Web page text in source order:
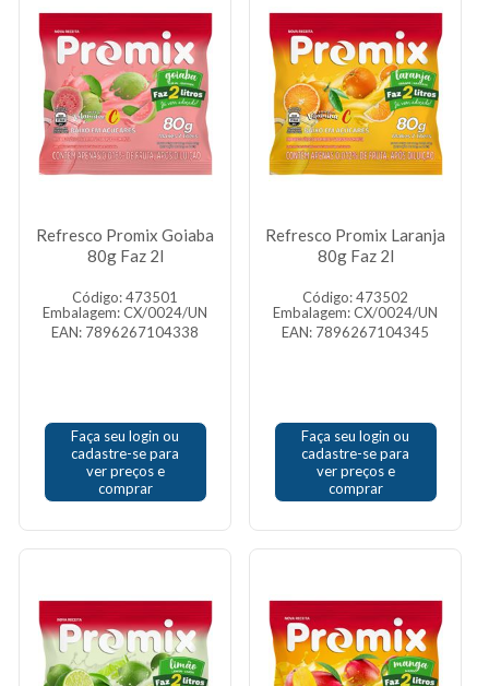
Refresco Promix Goiaba
80g Faz 2l
Código: 473501
Embalagem: CX/0024/UN
EAN: 7896267104338
Faça seu login ou
cadastre-se para
ver preços e
comprar
Refresco Promix Laranja
80g Faz 2l
Código: 473502
Embalagem: CX/0024/UN
EAN: 7896267104345
Faça seu login ou
cadastre-se para
ver preços e
comprar